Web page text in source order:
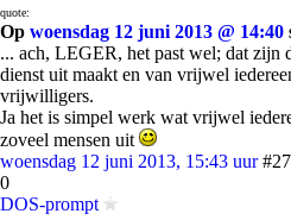
quote:
Op woensdag 12 juni 2013 @ 14:40
... ach, LEGER, het past wel; dat zijn
dienst uit maakt en van vrijwel
vrijwilligers.
Ja het is simpel werk wat vrijwel
zoveel mensen uit
woensdag 12 juni 2013, 15:43 uur #27
0
DOS-prompt